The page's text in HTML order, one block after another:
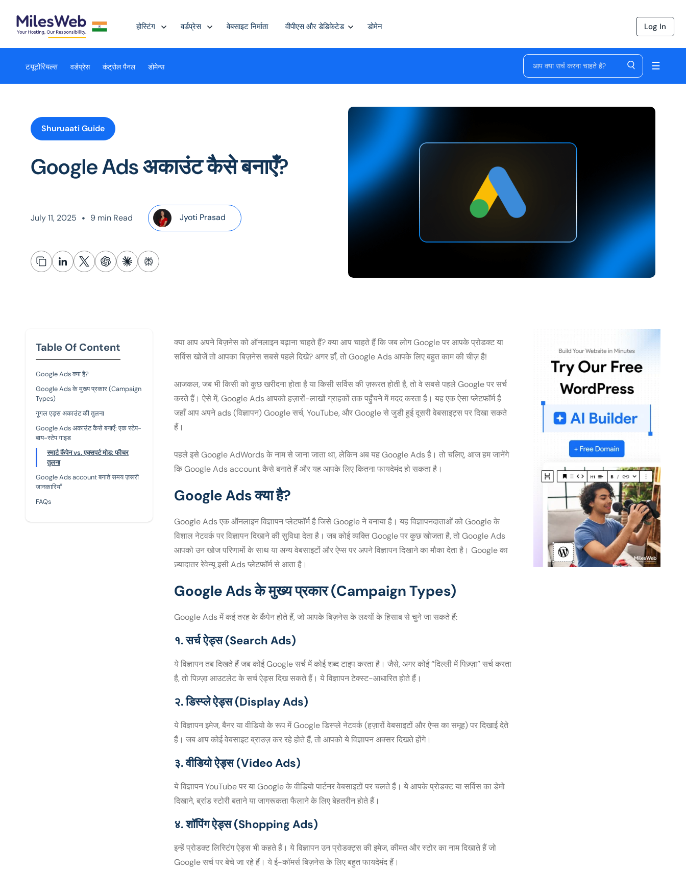
होस्टिंग वर्डप्रेस वेबसाइट निर्माता वीपीएस और डेडिकेटेड डोमेन Log In
टयूटोरियल्स वर्डप्रेस कंट्रोल पैनल डोमेन्स ☰
Shuruaati Guide
Google Ads अकाउंट कैसे बनाएँ?
July 11, 2025 • 9 min Read Jyoti Prasad
Table Of Content
Google Ads क्या है?
Google Ads के मुख्य प्रकार (Campaign
Types)
गूगल एड्स अकाउंट की तुलना
Google Ads अकाउंट कैसे बनाएँ: एक स्टेप-
बाय-स्टेप गाइड
स्मार्ट कैंपेन vs. एक्सपर्ट मोड: फीचर
तुलना
Google Ads account बनाते समय ज़रूरी
जानकारियाँ
FAQs
क्या आप अपने बिज़नेस को ऑनलाइन बढ़ाना चाहते हैं? क्या आप चाहते हैं कि जब लोग Google पर आपके प्रोडक्ट या
सर्विस खोजें तो आपका बिज़नेस सबसे पहले दिखे? अगर हाँ, तो Google Ads आपके लिए बहुत काम की चीज़ है!
आजकल, जब भी किसी को कुछ खरीदना होता है या किसी सर्विस की ज़रूरत होती है, तो वे सबसे पहले Google पर सर्च
करते हैं। ऐसे में, Google Ads आपको हज़ारों-लाखों ग्राहकों तक पहुँचने में मदद करता है। यह एक ऐसा प्लेटफॉर्म है
जहाँ आप अपने ads (विज्ञापन) Google सर्च, YouTube, और Google से जुडी हुई दूसरी वेबसाइट्स पर दिखा सकते
हैं।
पहले इसे Google AdWords के नाम से जाना जाता था, लेकिन अब यह Google Ads है। तो चलिए, आज हम जानेंगे
कि Google Ads account कैसे बनाते हैं और यह आपके लिए कितना फायदेमंद हो सकता है।
Google Ads क्या है?
Google Ads एक ऑनलाइन विज्ञापन प्लेटफॉर्म है जिसे Google ने बनाया है। यह विज्ञापनदाताओं को Google के
विशाल नेटवर्क पर विज्ञापन दिखाने की सुविधा देता है। जब कोई व्यक्ति Google पर कुछ खोजता है, तो Google Ads
आपको उन खोज परिणामों के साथ या अन्य वेबसाइटों और ऐप्स पर अपने विज्ञापन दिखाने का मौका देता है। Google का
ज़्यादातर रेवेन्यू इसी Ads प्लेटफॉर्म से आता है।
Google Ads के मुख्य प्रकार (Campaign Types)
Google Ads में कई तरह के कैंपेन होते हैं, जो आपके बिज़नेस के लक्ष्यों के हिसाब से चुने जा सकते हैं:
१. सर्च ऐड्स (Search Ads)
ये विज्ञापन तब दिखते हैं जब कोई Google सर्च में कोई शब्द टाइप करता है। जैसे, अगर कोई “दिल्ली में पिज़्ज़ा” सर्च करता
है, तो पिज़्ज़ा आउटलेट के सर्च ऐड्स दिख सकते हैं। ये विज्ञापन टेक्स्ट-आधारित होते हैं।
२. डिस्प्ले ऐड्स (Display Ads)
ये विज्ञापन इमेज, बैनर या वीडियो के रूप में Google डिस्प्ले नेटवर्क (हज़ारों वेबसाइटों और ऐप्स का समूह) पर दिखाई देते
हैं। जब आप कोई वेबसाइट ब्राउज़ कर रहे होते हैं, तो आपको ये विज्ञापन अक्सर दिखते होंगे।
३. वीडियो ऐड्स (Video Ads)
ये विज्ञापन YouTube पर या Google के वीडियो पार्टनर वेबसाइटों पर चलते हैं। ये आपके प्रोडक्ट या सर्विस का डेमो
दिखाने, ब्रांड स्टोरी बताने या जागरूकता फैलाने के लिए बेहतरीन होते हैं।
४. शॉपिंग ऐड्स (Shopping Ads)
इन्हें प्रोडक्ट लिस्टिंग ऐड्स भी कहते हैं। ये विज्ञापन उन प्रोडक्ट्स की इमेज, कीमत और स्टोर का नाम दिखाते हैं जो
Google सर्च पर बेचे जा रहे हैं। ये ई-कॉमर्स बिज़नेस के लिए बहुत फायदेमंद हैं।